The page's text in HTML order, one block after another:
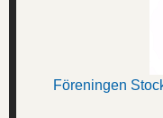
Föreningen